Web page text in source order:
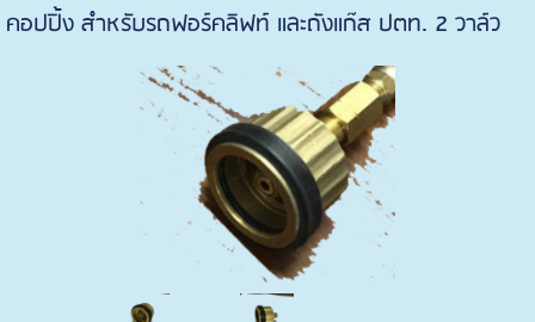
คอปปิ้ง สำหรับรถฟอร์คลิฟท์ และถังแก๊ส ปตท. 2 วาล์ว